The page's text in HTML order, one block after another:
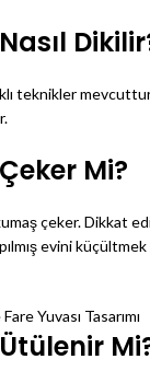
teknikler
Mi?
çeker. Dikkat
evini
Yuvası Tasarımı